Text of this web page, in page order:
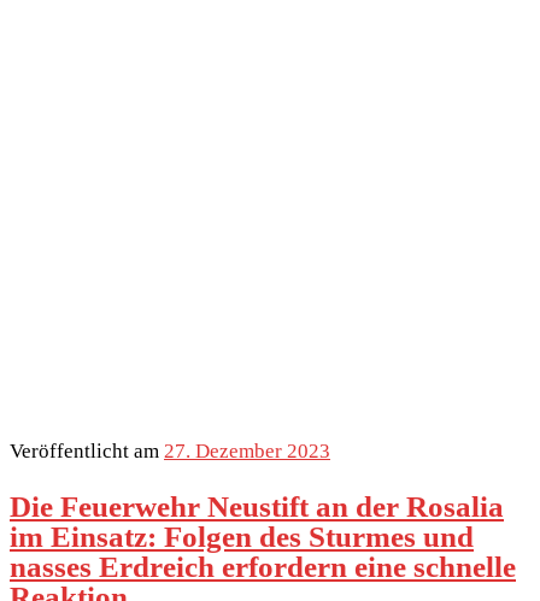
Veröffentlicht am 27. Dezember 2023
Die Feuerwehr Neustift an der Rosalia
im Einsatz: Folgen des Sturmes und
nasses Erdreich erfordern eine schnelle